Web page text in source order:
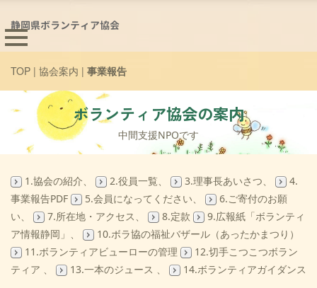
静岡県ボランティア協会
TOP | 協会案内 | 事業報告
ボランティア協会の案内
中間支援NPOです
1.協会の紹介、 2.役員一覧、 3.理事長あいさつ、
4.
事業報告PDF
5.会員になってください、
6.ご寄付のお願
い、 7.所在地・アクセス 、 8.定款
9.広報紙「ボランティ
ア情報静岡」 、
10.ボラ協の福祉バザール（あったかまつり）
11.ボランティアビューローの管理
12.切手こつこつボラン
ティア 、 13.一本のジュース 、 14.ボランティアガイダンス